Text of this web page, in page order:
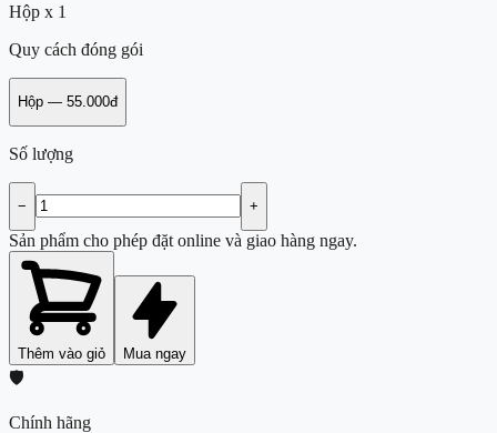
Hộp x 1
Quy cách đóng gói
Hộp — 55.000đ
Số lượng
− +
Sản phẩm cho phép đặt online và giao hàng ngay.
Thêm vào giỏ Mua ngay
🛡️
Chính hãng